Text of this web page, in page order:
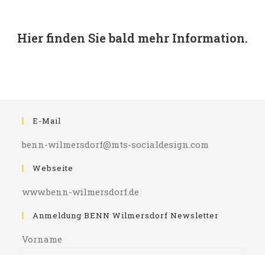
Hier finden Sie bald mehr Information.
E-Mail
benn-wilmersdorf@mts-socialdesign.com
Webseite
www.benn-wilmersdorf.de
Anmeldung BENN Wilmersdorf Newsletter
Vorname